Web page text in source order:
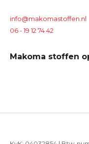
info@makomastoffen.nl
06 - 19 12 74 42
Makoma stoffen